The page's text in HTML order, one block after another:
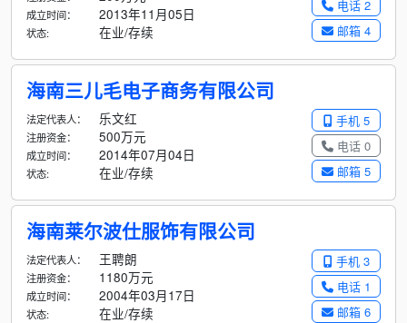
电话 2
邮箱 4
成立时间： 2013年11月05日
状态: 在业/存续
海南三儿毛电子商务有限公司
手机 5
电话 0
邮箱 5
法定代表人： 乐文红
注册资金： 500万元
成立时间： 2014年07月04日
状态: 在业/存续
海南莱尔波仕服饰有限公司
手机 3
电话 1
邮箱 6
法定代表人： 王聘朗
注册资金： 1180万元
成立时间： 2004年03月17日
状态: 在业/存续